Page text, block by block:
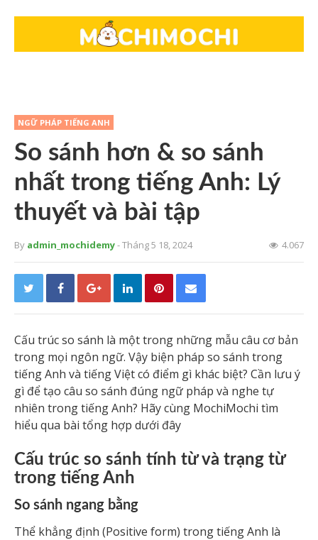
NGỮ PHÁP TIẾNG ANH
So sánh hơn & so sánh
nhất trong tiếng Anh: Lý
thuyết và bài tập
By admin_mochidemy- Tháng 5 18, 2024 4.067
Cấu trúc so sánh là một trong những mẫu câu cơ bản
trong mọi ngôn ngữ. Vậy biện pháp so sánh trong
tiếng Anh và tiếng Việt có điểm gì khác biệt? Cần lưu ý
gì để tạo câu so sánh đúng ngữ pháp và nghe tự
nhiên trong tiếng Anh? Hãy cùng MochiMochi tìm
hiểu qua bài tổng hợp dưới đây
Cấu trúc so sánh tính từ và trạng từ
trong tiếng Anh
So sánh ngang bằng
Thể khẳng định (Positive form) trong tiếng Anh là